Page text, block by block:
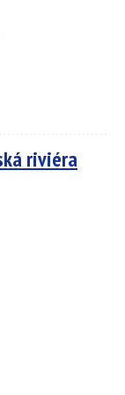
riviéra